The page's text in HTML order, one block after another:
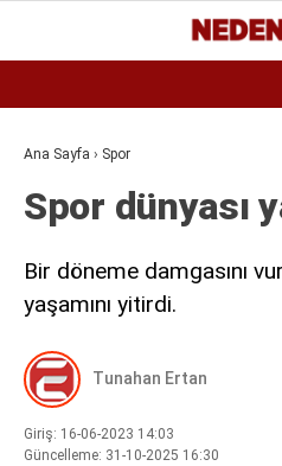
EKONOMI
MAGAZIN
SIYASET
Ana Sayfa › Spor
Spor dünyası
Bir döneme damgasını
yaşamını yitirdi.
Tunahan Ertan
Giriş: 16-06-2023 14:03
Güncelleme: 31-10-2025 16:30